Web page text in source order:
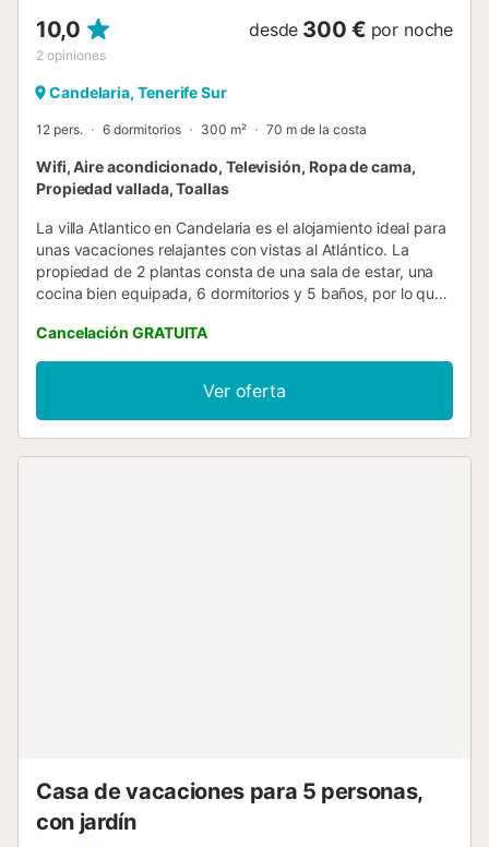
10,0
2 opiniones
desde 300 € por noche
Candelaria, Tenerife Sur
12 pers. 6 dormitorios 300 m² 70 m de la costa
Wifi, Aire acondicionado, Televisión, Ropa de cama,
Propiedad vallada, Toallas
La villa Atlantico en Candelaria es el alojamiento ideal para
unas vacaciones relajantes con vistas al Atlántico. La
propiedad de 2 plantas consta de una sala de estar, una
cocina bien equipada, 6 dormitorios y 5 baños, por lo que
incluyen Wi-Fi de alta velocidad (apto para videollamadas)
con un espacio de trabajo dedicado para la oficina en
casa, una smart TV con servicios de streaming, aire
acondicionado, así como una lavadora. También hay 3
cunas disponibles. Este alquiler vacacional ofrece una
Cancelación GRATUITA
Ver oferta
Casa de vacaciones para 5 personas,
con jardín